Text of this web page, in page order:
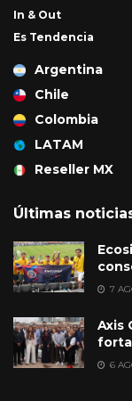
In & Out
Es Tendencia
Argentina
Chile
Colombia
LATAM
Reseller MX
Últimas
7
Axis
6